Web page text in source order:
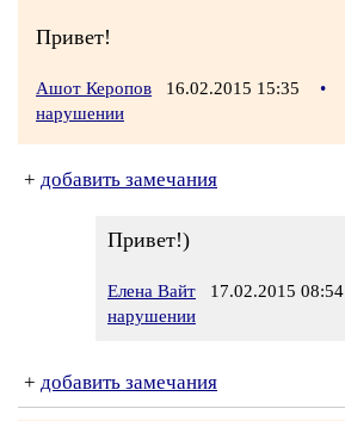
Привет!
Ашот Керопов 16.02.2015 15:35 •
нарушении
+ добавить замечания
Привет!)
Елена Вайт 17.02.2015 08:54
нарушении
+ добавить замечания